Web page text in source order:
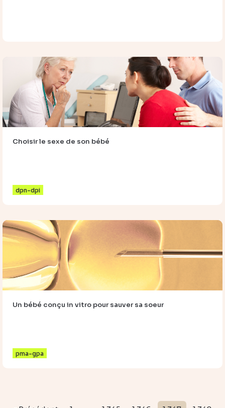
Choisir le sexe de son bébé
dpn-dpi
Un bébé conçu in vitro pour sauver sa soeur
pma-gpa